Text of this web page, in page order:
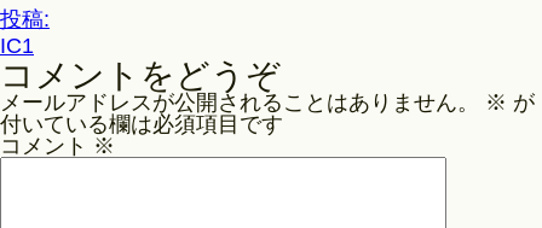
News
ズ
投
稿
ナ
ビ
ゲ
投稿:
IC1
コメントをどうぞ
メールアドレスが公開されることはありません。 ※ が
付いている欄は必須項目です
コメント ※